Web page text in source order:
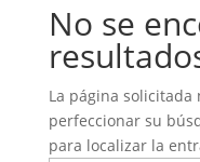
No se
La página
perfeccionar su
para localizar la